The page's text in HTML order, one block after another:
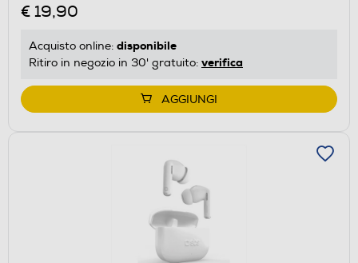
€ 19,90
Acquisto online: disponibile
Ritiro in negozio in 30' gratuito: verifica
AGGIUNGI